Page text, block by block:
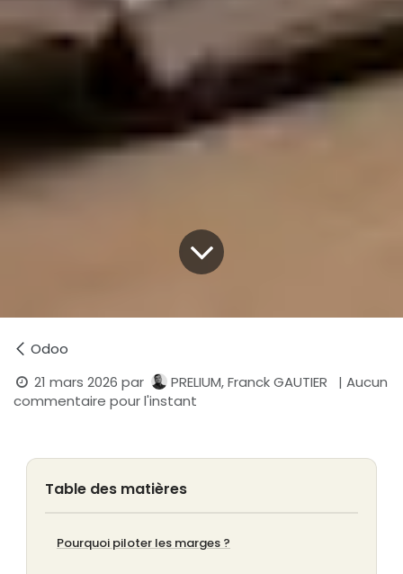
Odoo
21 mars 2026 par PRELIUM, Franck GAUTIER
| Aucun
commentaire pour l'instant
Table des matières
Pourquoi piloter les marges ?